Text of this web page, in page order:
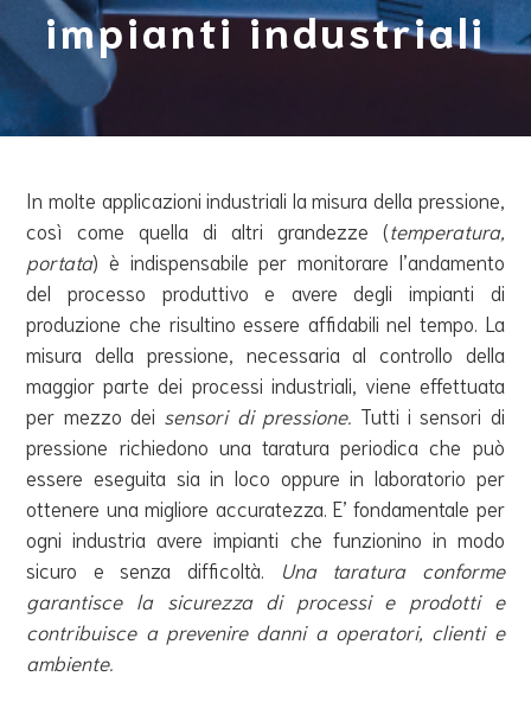
impianti industriali
In molte applicazioni industriali la misura della pressione,
così come quella di altri grandezze (temperatura,
portata) è indispensabile per monitorare l’andamento
del processo produttivo e avere degli impianti di
produzione che risultino essere affidabili nel tempo. La
misura della pressione, necessaria al controllo della
maggior parte dei processi industriali, viene effettuata
per mezzo dei sensori di pressione. Tutti i sensori di
pressione richiedono una taratura periodica che può
essere eseguita sia in loco oppure in laboratorio per
ottenere una migliore accuratezza. E’ fondamentale per
ogni industria avere impianti che funzionino in modo
sicuro e senza difficoltà.
Una taratura conforme
garantisce la sicurezza di processi e prodotti e
contribuisce a prevenire danni a operatori, clienti e
ambiente.